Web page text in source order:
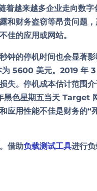
着越来越多企业走向数字
和财务盗窃等昂贵问题
佳的应用或网站。
钟的停机时间也会显著
5600 美元。2019 年
失。停机成本估计范围
黑色星期五当天 Target
应用性能不佳是财务的“
借助负载测试工具进行